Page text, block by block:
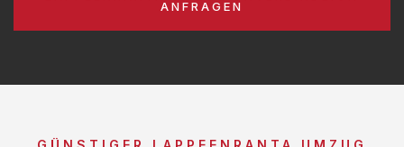
ANFRAGEN